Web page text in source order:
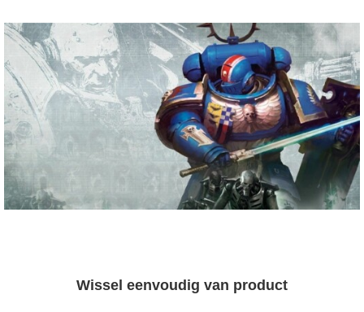
Wissel eenvoudig van product